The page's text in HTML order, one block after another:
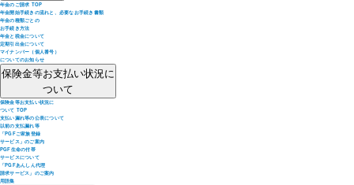
年金のご請求 TOP
年金開始手続きの流れと、必要なお手続き書類
年金の種類ごとの
お手続き方法
年金と税金について
定期引出金について
マイナンバー（個人番号）
についてのお知らせ
保険金等お支払い状況に
ついて
保険金等お支払い状況に
ついて TOP
支払い漏れ等の公表について
以前の支払漏れ等
「PGFご家族登録
サービス」のご案内
PGF生命の付帯
サービスについて
「PGFあんしん代理
請求サービス」のご案内
用語集